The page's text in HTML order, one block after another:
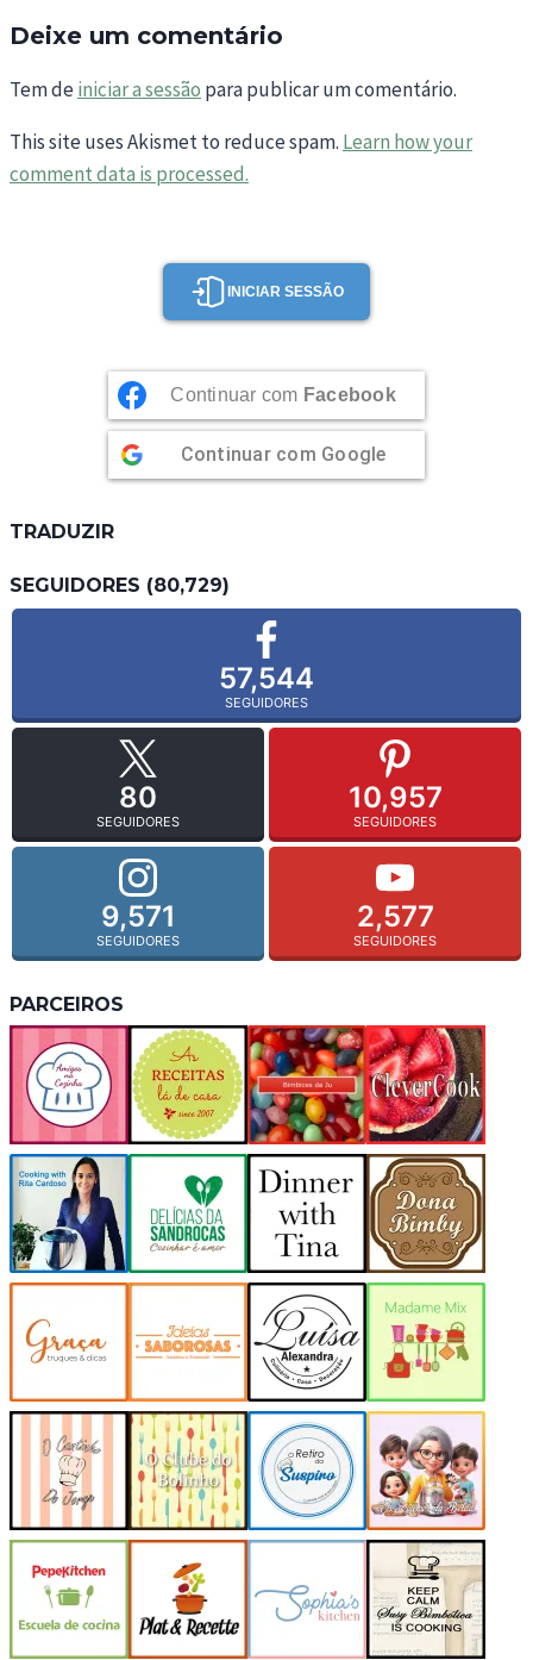
Deixe um comentário
Tem deiniciar a sessão para publicar um comentário.
This site uses Akismet to reduce spam. Learn how your
comment data is processed.
INICIAR SESSÃO
Continuar com Facebook
Continuar com Google
TRADUZIR
SEGUIDORES (80,729)
57,544
SEGUIDORES
80
SEGUIDORES
10,957
SEGUIDORES
9,571
SEGUIDORES
2,577
SEGUIDORES
PARCEIROS